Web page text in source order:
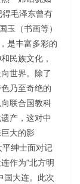
毛泽东曾有
玉（书画等）
是丰富多彩的
民族文化，
世界。除了
乃至奇绝的
联合国教科
产，这对中
大的影
绅士面对记
作为“北方明
国大连。此次